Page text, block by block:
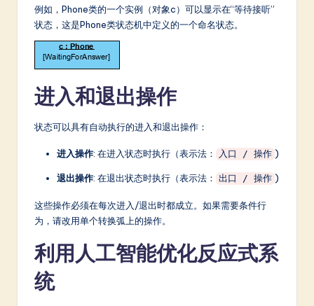
例如，Phone类的一个实例（对象c）可以显示在“等待接听”
状态，这是Phone类状态机中定义的一个命名状态。
进入和退出操作
状态可以具有自动执行的进入和退出操作：
进入操作: 在进入状态时执行（表示法： 入口 / 操作 )
退出操作: 在退出状态时执行（表示法： 出口 / 操作 )
这些操作必须在每次进入/退出时都成立。如果需要条件行
为，请改用单个转换弧上的操作。
利用人工智能优化反应式系
统